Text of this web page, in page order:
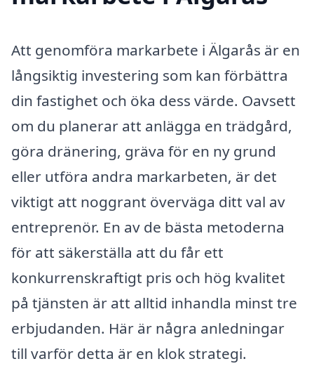
Att genomföra markarbete i Älgarås är en
långsiktig investering som kan förbättra
din fastighet och öka dess värde. Oavsett
om du planerar att anlägga en trädgård,
göra dränering, gräva för en ny grund
eller utföra andra markarbeten, är det
viktigt att noggrant överväga ditt val av
entreprenör. En av de bästa metoderna
för att säkerställa att du får ett
konkurrenskraftigt pris och hög kvalitet
på tjänsten är att alltid inhandla minst tre
erbjudanden. Här är några anledningar
till varför detta är en klok strategi.